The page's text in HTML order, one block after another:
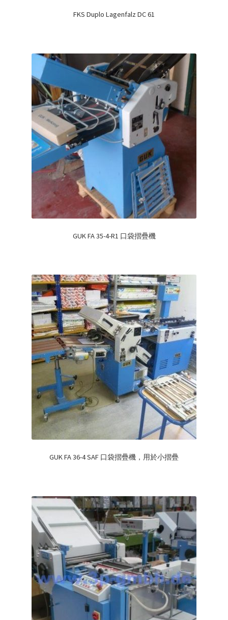
FKS Duplo Lagenfalz DC 61
GUK FA 35-4-R1 口袋摺疊機
GUK FA 36-4 SAF 口袋摺疊機，用於小摺疊